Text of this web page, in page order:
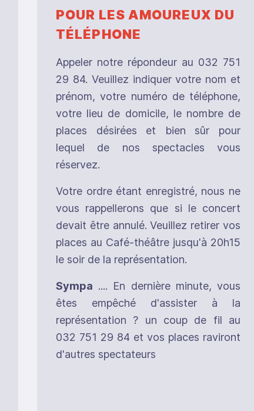
POUR LES AMOUREUX DU
TÉLÉPHONE
Appeler notre répondeur au 032 751
29 84. Veuillez indiquer votre nom et
prénom, votre numéro de téléphone,
votre lieu de domicile, le nombre de
places désirées et bien sûr pour
lequel de nos spectacles vous
réservez.
Votre ordre étant enregistré, nous ne
vous rappellerons que si le concert
devait être annulé. Veuillez retirer vos
places au Café-théâtre jusqu'à 20h15
le soir de la représentation.
Sympa .... En dernière minute, vous
êtes empêché d'assister à la
représentation ? un coup de fil au
032 751 29 84 et vos places raviront
d'autres spectateurs